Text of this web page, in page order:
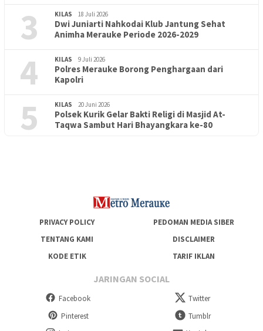
3 KILAS 18 Juli 2026
Dwi Juniarti Nahkodai Klub Jantung Sehat
Animha Merauke Periode 2026-2029
4 KILAS 9 Juli 2026
Polres Merauke Borong Penghargaan dari
Kapolri
5 KILAS 20 Juni 2026
Polsek Kurik Gelar Bakti Religi di Masjid At-
Taqwa Sambut Hari Bhayangkara ke-80
PENDIDIKAN 18 Juni 2026
Lepas Puluhan Peserta Didik, TK Yapis 2 Merauke Siapkan
PRIVACY POLICY
PEDOMAN MEDIA SIBER
TENTANG KAMI
DISCLAIMER
KODE ETIK
TARIF IKLAN
JARINGAN SOCIAL
Facebook
Twitter
Pinterest
Tumblr